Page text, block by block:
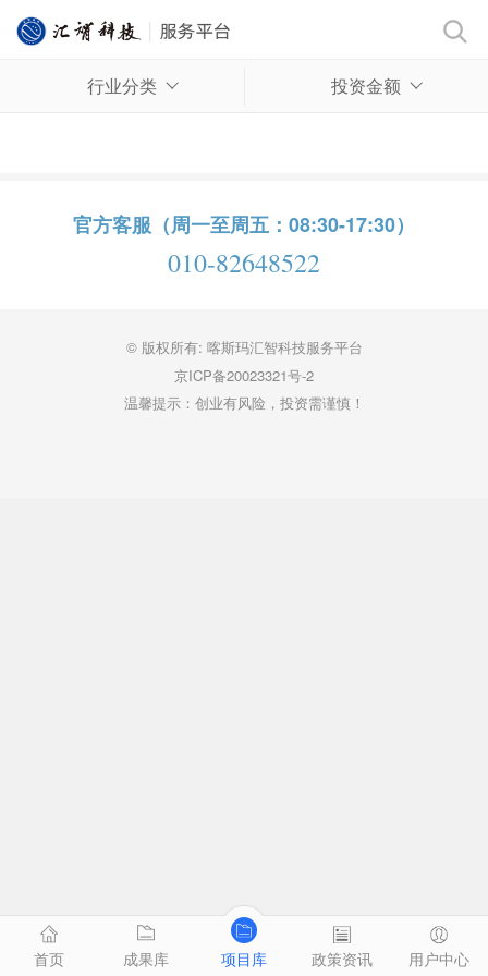
行业分类 投资金额
首页 成果库 项目库 政策资讯 用户中心
官方客服（周一至周五：08:30-17:30）
010-82648522
© 版权所有: 喀斯玛汇智科技服务平台
京ICP备20023321号-2
温馨提示：创业有风险，投资需谨慎！